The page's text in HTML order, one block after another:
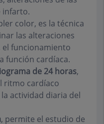
infarto.
color, es la técnica
las alteraciones
el funcionamiento
función cardíaca.
de 24 horas,
ritmo cardíaco
actividad diaria del
, permite el estudio de